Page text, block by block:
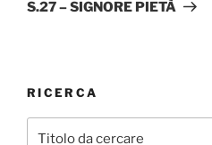
S.27 – SIGNORE PIETÀ
RICERCA